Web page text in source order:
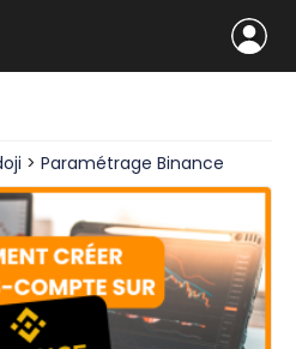
> Paramétrage Binance